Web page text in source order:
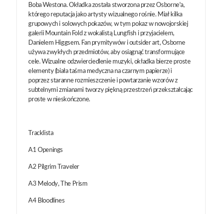
Boba Westona. Okładka została stworzona przez Osborne'a,
którego reputacja jako artysty wizualnego rośnie. Miał kilka
grupowych i solowych pokazów, w tym pokaz w nowojorskiej
galerii Mountain Fold z wokalistą Lungfish i przyjacielem,
Danielem Higgsem. Fan prymitywów i outsider art, Osborne
używa zwykłych przedmiotów, aby osiągnąć transformujące
cele. Wizualne odzwierciedlenie muzyki, okładka bierze proste
elementy (biała taśma medyczna na czarnym papierze) i
poprzez staranne rozmieszczenie i powtarzanie wzorów z
subtelnymi zmianami tworzy piękną przestrzeń przekształcając
proste w nieskończone.
Tracklista
A1 Openings
A2 Pilgrim Traveler
A3 Melody, The Prism
A4 Bloodlines